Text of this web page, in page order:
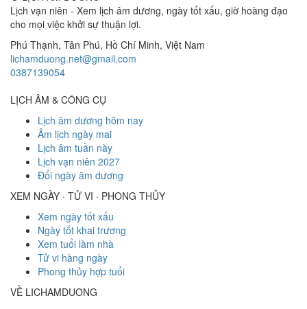
Lịch vạn niên - Xem lịch âm dương, ngày tốt xấu, giờ hoàng đạo
cho mọi việc khởi sự thuận lợi.
Phú Thạnh, Tân Phú, Hồ Chí Minh, Việt Nam
lichamduong.net@gmail.com
0387139054
LỊCH ÂM & CÔNG CỤ
Lịch âm dương hôm nay
Âm lịch ngày mai
Lịch âm tuần này
Lịch vạn niên 2027
Đổi ngày âm dương
XEM NGÀY · TỬ VI · PHONG THỦY
Xem ngày tốt xấu
Ngày tốt khai trương
Xem tuổi làm nhà
Tử vi hàng ngày
Phong thủy hợp tuổi
VỀ LICHAMDUONG